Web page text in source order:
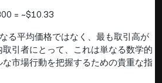
= ~$10.33
る平均価格ではなく、最も取引高が
引者にとって、これは単なる数学的
市場行動を把握するための貴重な指